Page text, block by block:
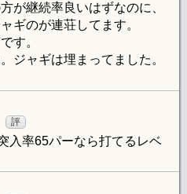
が継続率良いはずなのに、
ギのが連荘してます。
す。
ジャギは埋まってました。
評
入率65パーなら打てるレベ